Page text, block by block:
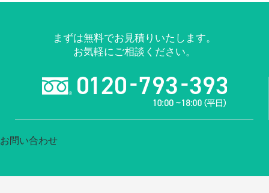
まずは無料でお見積りいたします。
お気軽にご相談ください。
お問い合わせ